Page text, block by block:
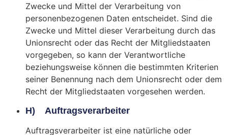
Zwecke und Mittel der Verarbeitung von
personenbezogenen Daten entscheidet. Sind die
Zwecke und Mittel dieser Verarbeitung durch das
Unionsrecht oder das Recht der Mitgliedstaaten
vorgegeben, so kann der Verantwortliche
beziehungsweise können die bestimmten Kriterien
seiner Benennung nach dem Unionsrecht oder dem
Recht der Mitgliedstaaten vorgesehen werden.
H) Auftragsverarbeiter
Auftragsverarbeiter ist eine natürliche oder